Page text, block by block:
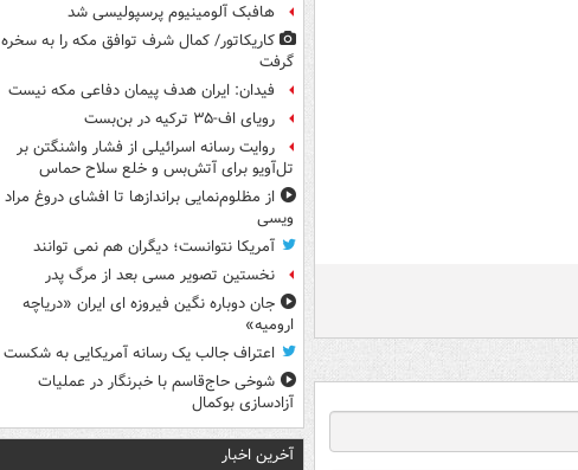
هافبک آلومینیوم پرسپولیسی شد
کاریکاتور/ کمال شرف توافق مکه را به سخره
گرفت
فیدان: ایران هدف پیمان دفاعی مکه نیست
رویای اف-۳۵ ترکیه در بن‌بست
روایت رسانه اسرائیلی از فشار واشنگتن بر
تل‌آویو برای آتش‌بس و خلع سلاح حماس
از مظلوم‌نمایی براندازها تا افشای دروغ مراد
ویسی
آمریکا نتوانست؛ دیگران هم نمی توانند
نخستین تصویر مسی بعد از مرگ پدر
جان دوباره نگین فیروزه ای ایران «دریاچه
ارومیه»
اعتراف جالب یک رسانه آمریکایی به شکست
شوخی حاج‌قاسم با خبرنگار در عملیات
آزادسازی بوکمال
آخرین اخبار